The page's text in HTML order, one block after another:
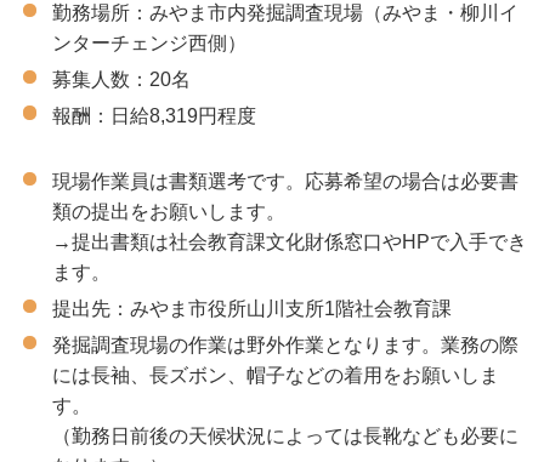
勤務場所：みやま市内発掘調査現場（みやま・柳川イ
ンターチェンジ西側）
募集人数：20名
報酬：日給8,319円程度
現場作業員は書類選考です。応募希望の場合は必要書
類の提出をお願いします。
→提出書類は社会教育課文化財係窓口やHPで入手でき
ます。
提出先：みやま市役所山川支所1階社会教育課
発掘調査現場の作業は野外作業となります。業務の際
には長袖、長ズボン、帽子などの着用をお願いしま
す。
（勤務日前後の天候状況によっては長靴なども必要に